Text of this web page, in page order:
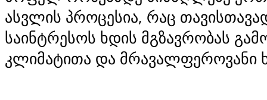
ასვლის პროცესია, რაც
საინტრესოს ხდის მგზავრობას
კლიმატითა და მრავალფეროვანი